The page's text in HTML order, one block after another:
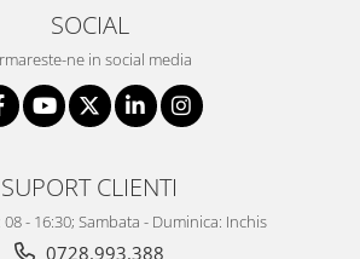
SOCIAL
ne in social media
SUPORT CLIENTI
- 16:30; Sambata - Duminica: Inchis
0728.993.388